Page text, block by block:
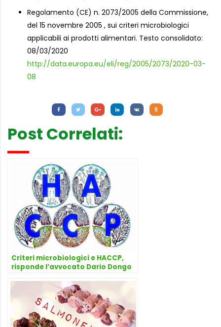
Regolamento (CE) n. 2073/2005 della Commissione,
del 15 novembre 2005 , sui criteri microbiologici
applicabili ai prodotti alimentari. Testo consolidato:
08/03/2020
http://data.europa.eu/eli/reg/2005/2073/2020-03-
08
Post Correlati:
Criteri microbiologici e HACCP,
risponde l’avvocato Dario Dongo